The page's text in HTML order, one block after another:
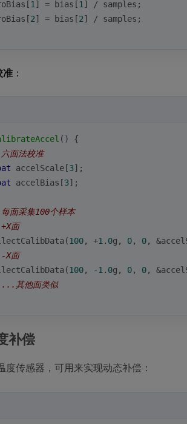
1 ] = bias[1 ] / samples;
2] = bias[2] / samples;
准 ：
()
{
面法校准
accelScale[3];
accelBias[3];
面采集100个样本
面
100, +1.0g, 0, 0,
面
100, -1.0g, 0, 0,
其他面类似
补偿
传感器，可用来实现动态补偿：